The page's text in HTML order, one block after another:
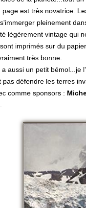
page est très novatrice.
pleinement
légèrement vintage qui
imprimés sur du
très bonne.
a aussi un petit bémol...je
pas défendre les terres
comme sponsors :